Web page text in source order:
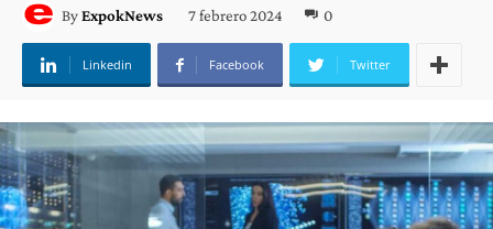
ByExpokNews 7 febrero 2024 0
Linkedin Facebook Twitter